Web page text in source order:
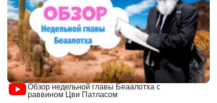
Обзор недельной главы Беаалотха с
раввином Цви Патласом